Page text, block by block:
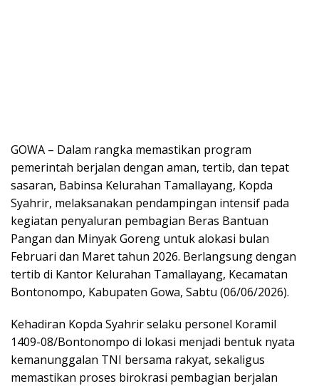
GOWA – Dalam rangka memastikan program
pemerintah berjalan dengan aman, tertib, dan tepat
sasaran, Babinsa Kelurahan Tamallayang, Kopda
Syahrir, melaksanakan pendampingan intensif pada
kegiatan penyaluran pembagian Beras Bantuan
Pangan dan Minyak Goreng untuk alokasi bulan
Februari dan Maret tahun 2026. Berlangsung dengan
tertib di Kantor Kelurahan Tamallayang, Kecamatan
Bontonompo, Kabupaten Gowa, Sabtu (06/06/2026).
​Kehadiran Kopda Syahrir selaku personel Koramil
1409-08/Bontonompo di lokasi menjadi bentuk nyata
kemanunggalan TNI bersama rakyat, sekaligus
memastikan proses birokrasi pembagian berjalan